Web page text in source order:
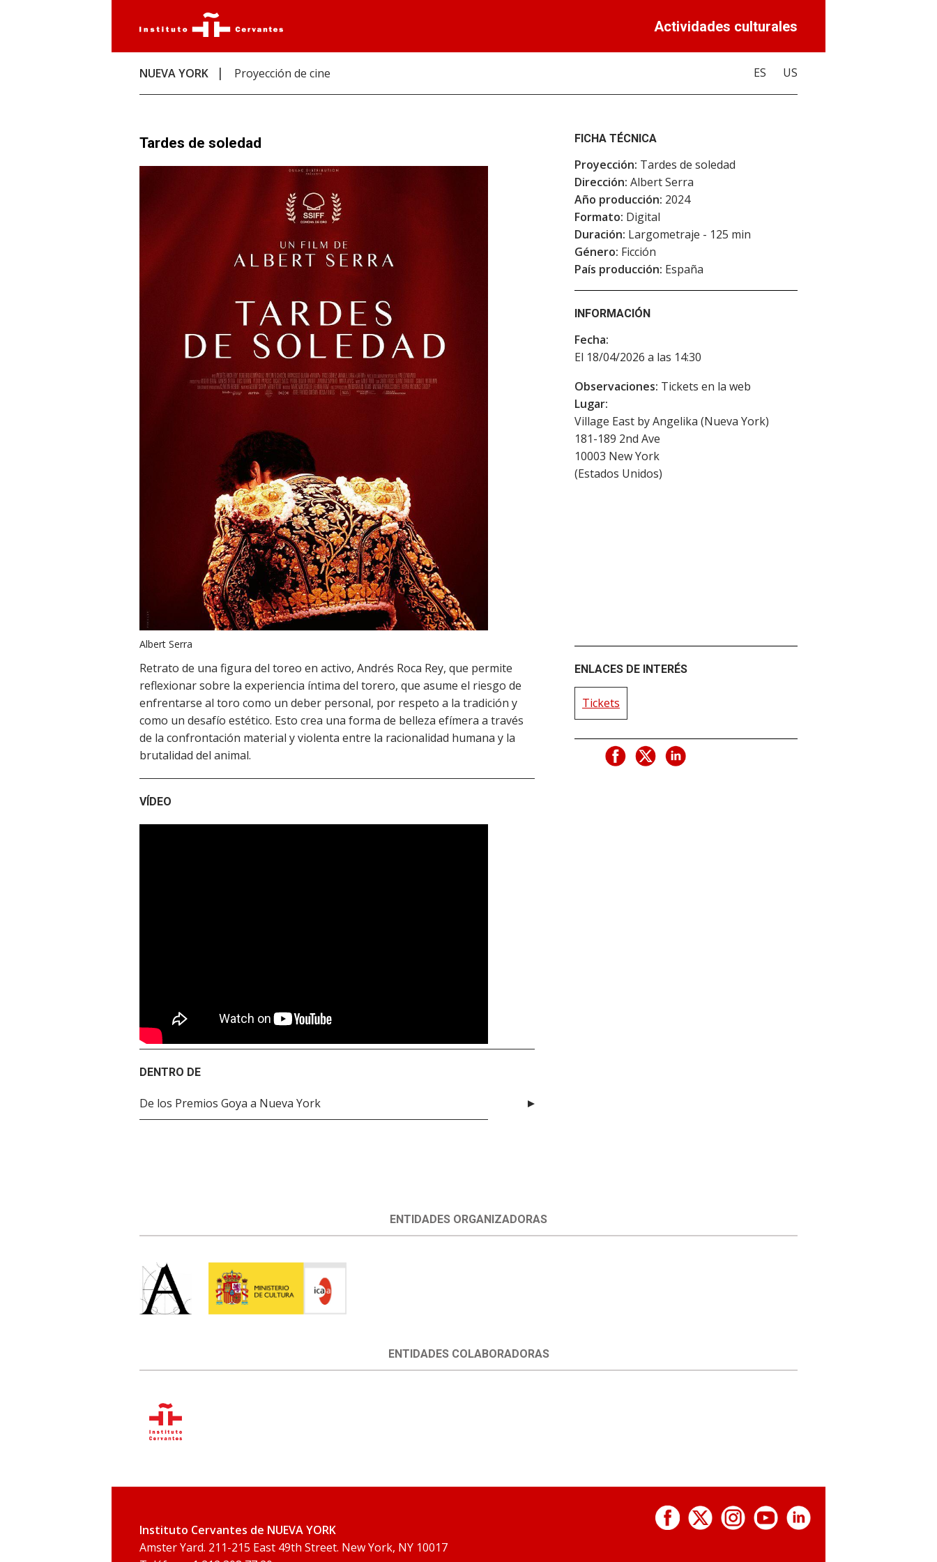
Actividades culturales
NUEVA YORK Proyección de cine ES US
Tardes de soledad
Albert Serra
Retrato de una figura del toreo en activo, Andrés Roca Rey, que permite
reflexionar sobre la experiencia íntima del torero, que asume el riesgo de
enfrentarse al toro como un deber personal, por respeto a la tradición y
como un desafío estético. Esto crea una forma de belleza efímera a través
de la confrontación material y violenta entre la racionalidad humana y la
brutalidad del animal.
VÍDEO
DENTRO DE
De los Premios Goya a Nueva York
FICHA TÉCNICA
Proyección: Tardes de soledad
Dirección: Albert Serra
Año producción: 2024
Formato: Digital
Duración: Largometraje - 125 min
Género: Ficción
País producción: España
INFORMACIÓN
Fecha:
El 18/04/2026 a las 14:30
Observaciones: Tickets en la web
Lugar:
Village East by Angelika (Nueva York)
181-189 2nd Ave
10003 New York
(Estados Unidos)
ENLACES DE INTERÉS
Tickets
ENTIDADES ORGANIZADORAS
ENTIDADES COLABORADORAS
Instituto Cervantes de NUEVA YORK
Amster Yard. 211-215 East 49th Street. New York, NY 10017